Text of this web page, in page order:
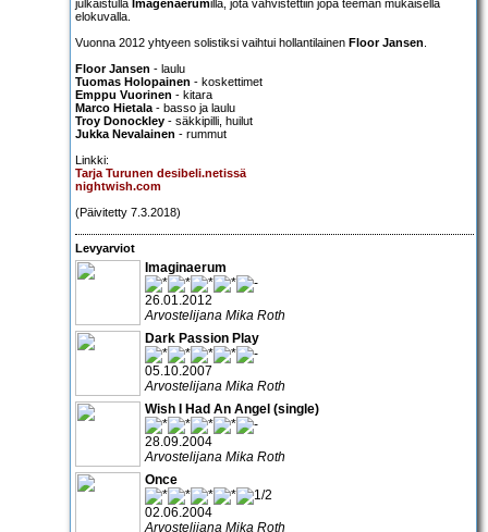
julkaistulla Imagenaerumilla, jota vahvistettiin jopa teeman mukaisella
elokuvalla.
Vuonna 2012 yhtyeen solistiksi vaihtui hollantilainen Floor Jansen
Floor Jansen - laulu
Tuomas Holopainen - koskettimet
Emppu Vuorinen - kitara
Marco Hietala - basso ja laulu
Troy Donockley - säkkipilli, huilut
Jukka Nevalainen - rummut
Linkki:
Tarja Turunen desibeli.netissä
nightwish.com
(Päivitetty 7.3.2018)
Levyarviot
Imaginaerum
26.01.2012
Arvostelijana Mika Roth
Dark Passion Play
05.10.2007
Arvostelijana Mika Roth
Wish I Had An Angel (single)
28.09.2004
Arvostelijana Mika Roth
Once
02.06.2004
Arvostelijana Mika Roth